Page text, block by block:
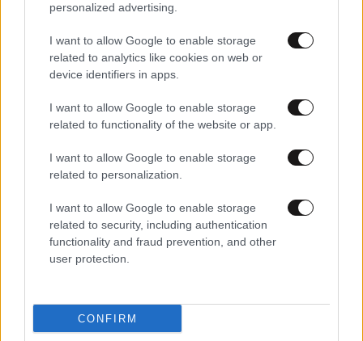
personalized advertising.
I want to allow Google to enable storage
related to analytics like cookies on web or
device identifiers in apps.
I want to allow Google to enable storage
related to functionality of the website or app.
I want to allow Google to enable storage
related to personalization.
I want to allow Google to enable storage
related to security, including authentication
functionality and fraud prevention, and other
user protection.
CONFIRM
30·06·2022 04:20
ΗΠΑ: Κλινικές αμβλώσεων στην Αλαμπάμα διώχνουν
γυναίκες που ζητούν βοήθεια